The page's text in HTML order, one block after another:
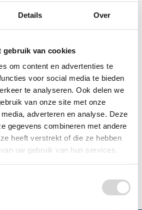
Details Over
gebruik van cookies
om content en advertenties te
voor social media te bieden
te analyseren. Ook delen we
van onze site met onze
adverteren en analyse. Deze
gegevens combineren met andere
heeft verstrekt of die ze hebben
uw gebruik van hun services.
479195
Vraag een speciale prijs op bij ons, wij